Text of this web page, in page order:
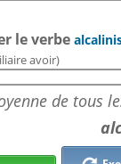
le verbe
avoir)
de tous